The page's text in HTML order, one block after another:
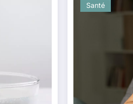
Santé